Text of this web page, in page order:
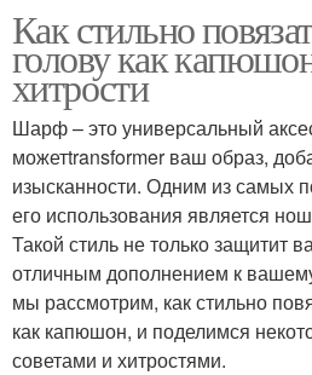
Как стильно
голову как
хитрости
Шарф – это универсальный
можетtransformer ваш образ,
изысканности. Одним из самых
его использования является
Такой стиль не только защитит
отличным дополнением к
мы рассмотрим, как стильно
как капюшон, и поделимся
советами и хитростями.